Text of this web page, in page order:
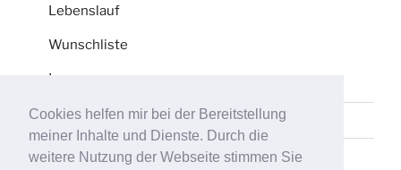
Cookies helfen mir bei der Bereitstellung
meiner Inhalte und Dienste. Durch die
weitere Nutzung der Webseite stimmen Sie
Lebenslauf
Wunschliste
Impressum
Datenschutz
Tag-Liste